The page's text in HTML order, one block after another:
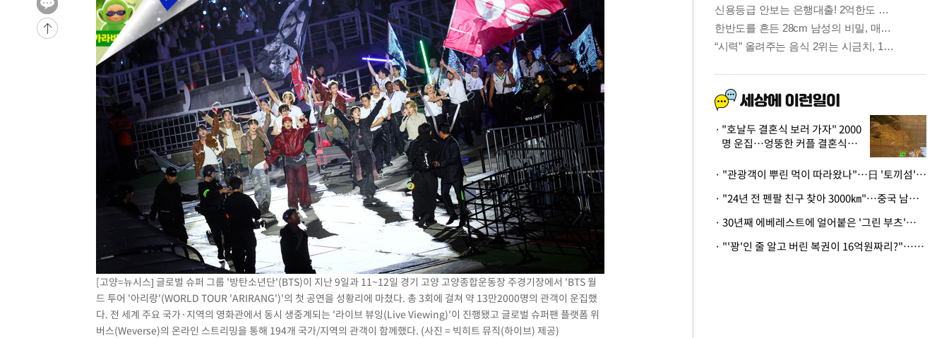
-3303초 전 >
'여긴 20도, 저긴 50도'…열화상 카메라로 본 폭염 저감시설 '온도
-2774초 전 >
콜롬비아 신임 우파 대통령 취임 하루만에 차량폭탄 폭발 사건
튀르키예 외무장관, "메카 3국 방위협정은 이란이 목표 아냐 " 밝혀
이군이 불법 군시설 건설한 레바논 남부에서 레바논군 3명 폭발로 부상
[속보]美중부 사령관, 이스라엘 긴급방문 다중화된 전선 상황 논의
美 국방부, 켄달 전 공군장관 보안허가 취소…“에어포스원 기밀정보, 언
‘축구의 신’ 아르헨티나 축구 선수 메시의 부친 지병 별세
“美 이란전 무기 소진…북한과 분쟁시 주한 미군 취약해질 수 있어”
[고양=뉴시스] 글로벌 슈퍼 그룹 '방탄소년단'(BTS)이 지난 9일과 11~12일 경기 고양 고양종합운동장 주경기장에서 'BTS 월
드 투어 '아리랑'(WORLD TOUR 'ARIRANG')'의 첫 공연을 성황리에 마쳤다. 총 3회에 걸쳐 약 13만2000명의 관객이 운집했
다. 전 세계 주요 국가·지역의 영화관에서 동시 생중계되는 '라이브 뷰잉(Live Viewing)'이 진행됐고 글로벌 슈퍼팬 플랫폼 위
버스(Weverse)의 온라인 스트리밍을 통해 194개 국가/지역의 관객이 함께했다. (사진 = 빅히트 뮤직(하이브) 제공)
"호날두 결혼식 보러 가자" 2000
명 운집…엉뚱한 커플 결혼식에
· "관광객이 뿌린 먹이 따라왔나"…日 '토끼섬' 멧돼지, 토끼까지 사냥
· "24년 전 펜팔 친구 찾아 3000㎞"…중국 남성 사연에 '뭉클'
· 30년째 에베레스트에 얼어붙은 '그린 부츠'…드디어 가족 품으로
· "'꽝'인 줄 알고 버린 복권이 16억원짜리?"…극적으로 되찾은 사연